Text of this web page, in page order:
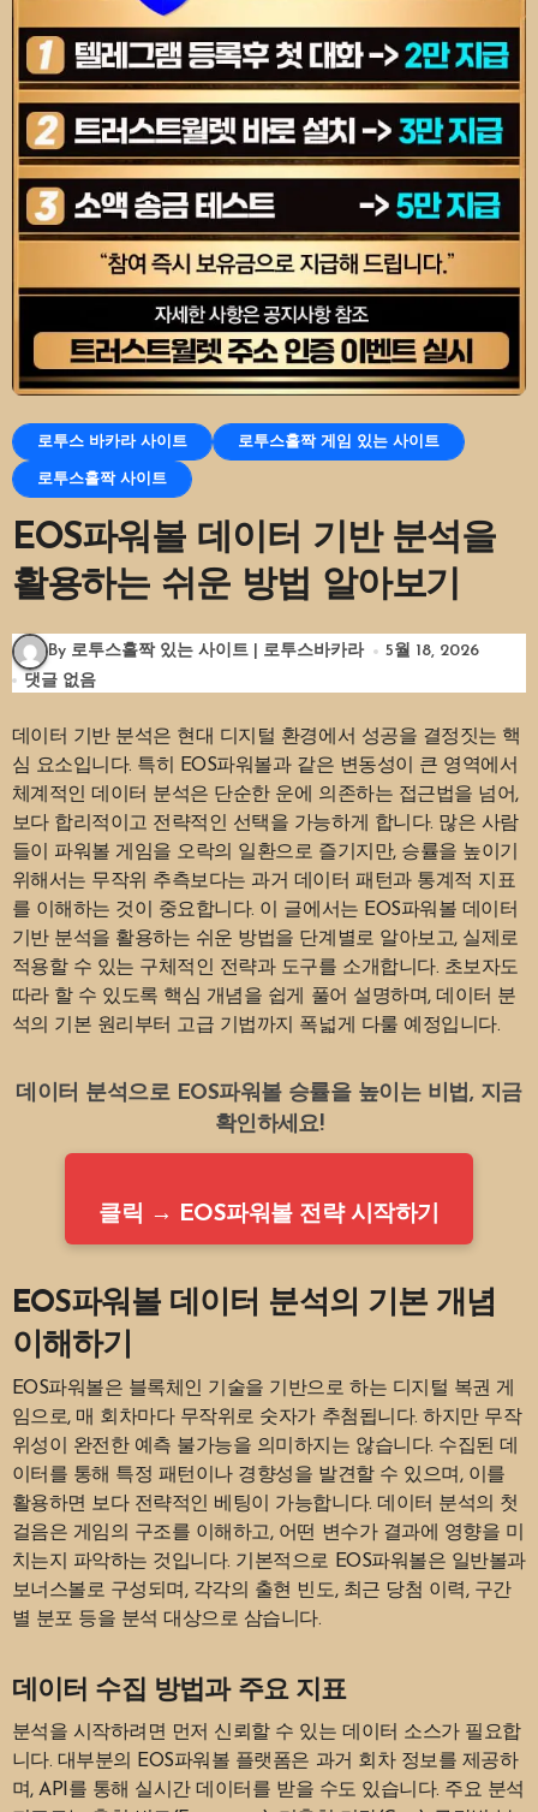
로투스 바카라 사이트 로투스홀짝 게임 있는 사이트
로투스홀짝 사이트
EOS파워볼 데이터 기반 분석을
활용하는 쉬운 방법 알아보기
By 로투스홀짝 있는 사이트 | 로투스바카라
5월 18, 2026
댓글 없음
데이터 기반 분석은 현대 디지털 환경에서 성공을 결정짓는 핵
심 요소입니다. 특히 EOS파워볼과 같은 변동성이 큰 영역에서
체계적인 데이터 분석은 단순한 운에 의존하는 접근법을 넘어,
보다 합리적이고 전략적인 선택을 가능하게 합니다. 많은 사람
들이 파워볼 게임을 오락의 일환으로 즐기지만, 승률을 높이기
위해서는 무작위 추측보다는 과거 데이터 패턴과 통계적 지표
를 이해하는 것이 중요합니다. 이 글에서는 EOS파워볼 데이터
기반 분석을 활용하는 쉬운 방법을 단계별로 알아보고, 실제로
적용할 수 있는 구체적인 전략과 도구를 소개합니다. 초보자도
따라 할 수 있도록 핵심 개념을 쉽게 풀어 설명하며, 데이터 분
석의 기본 원리부터 고급 기법까지 폭넓게 다룰 예정입니다.
데이터 분석으로 EOS파워볼 승률을 높이는 비법, 지금
확인하세요!
클릭 → EOS파워볼 전략 시작하기
EOS파워볼 데이터 분석의 기본 개념
이해하기
EOS파워볼은 블록체인 기술을 기반으로 하는 디지털 복권 게
임으로, 매 회차마다 무작위로 숫자가 추첨됩니다. 하지만 무작
위성이 완전한 예측 불가능을 의미하지는 않습니다. 수집된 데
이터를 통해 특정 패턴이나 경향성을 발견할 수 있으며, 이를
활용하면 보다 전략적인 베팅이 가능합니다. 데이터 분석의 첫
걸음은 게임의 구조를 이해하고, 어떤 변수가 결과에 영향을 미
치는지 파악하는 것입니다. 기본적으로 EOS파워볼은 일반볼과
보너스볼로 구성되며, 각각의 출현 빈도, 최근 당첨 이력, 구간
별 분포 등을 분석 대상으로 삼습니다.
데이터 수집 방법과 주요 지표
분석을 시작하려면 먼저 신뢰할 수 있는 데이터 소스가 필요합
니다. 대부분의 EOS파워볼 플랫폼은 과거 회차 정보를 제공하
며, API를 통해 실시간 데이터를 받을 수도 있습니다. 주요 분석